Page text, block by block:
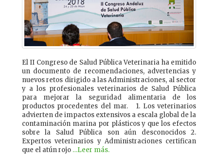
El II Congreso de Salud Pública Veterinaria ha emitido
un documento de recomendaciones, advertencias y
nuevos retos dirigido a las Administraciones, al sector
y a los profesionales veterinarios de Salud Pública
para mejorar la seguridad alimentaria de los
productos procedentes del mar. 1. Los veterinarios
advierten de impactos extensivos a escala global de la
contaminación marina por plásticos y que los efectos
sobre la Salud Pública son aún desconocidos 2.
Expertos veterinarios y Administraciones certifican
que el atún rojo …Leer más.